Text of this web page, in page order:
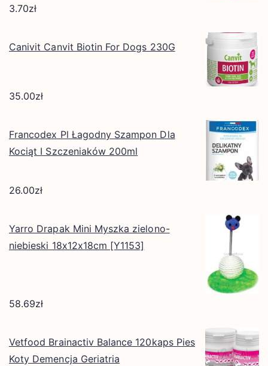
3.70zł
Canivit Canvit Biotin For Dogs 230G
35.00zł
Francodex Pl Łagodny Szampon Dla
Kociąt I Szczeniaków 200ml
26.00zł
Yarro Drapak Mini Myszka zielono-
niebieski 18x12x18cm [Y1153]
58.69zł
Vetfood Brainactiv Balance 120kaps Pies
Koty Demencja Geriatria